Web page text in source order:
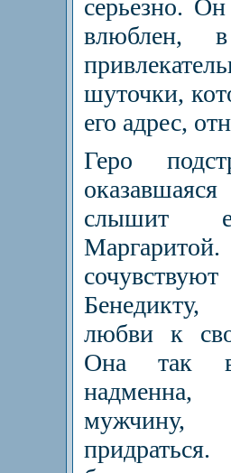
серьезно.
влюблен,
шуточки,
его адрес,
Геро
слы­шит
Маргаритой.
любви к
Она так
надменна,